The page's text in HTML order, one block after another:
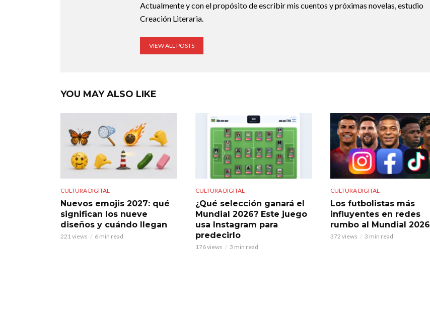
Actualmente y con el propósito de escribir mis cuentos y próximas novelas, estudio
Creación Literaria.
VIEW ALL POSTS
YOU MAY ALSO LIKE
CULTURA DIGITAL
Nuevos emojis 2027: qué
significan los nueve
diseños y cuándo llegan
221 views 6 min read
CULTURA DIGITAL
¿Qué selección ganará el
Mundial 2026? Este juego
usa Instagram para
predecirlo
176 views 3 min read
CULTURA DIGITAL
Los futbolistas más
influyentes en redes
rumbo al Mundial 2026
372 views 3 min read